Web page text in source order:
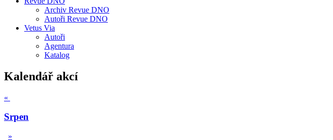
Archiv Revue DNO
Autoři Revue DNO
Vetus Via
Autoři
Agentura
Katalog
Kalendář akcí
«
Srpen
»